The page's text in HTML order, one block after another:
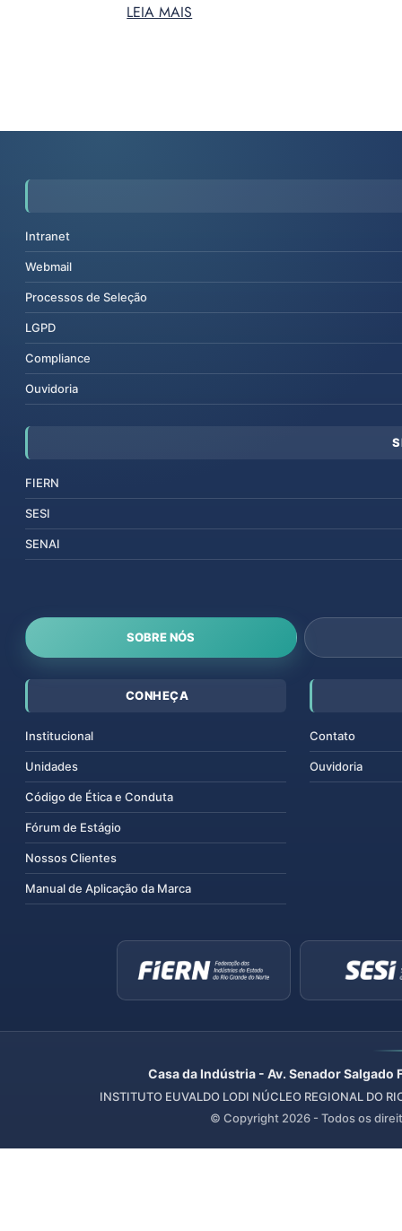
LEIA MAIS
Intranet
Webmail
Processos de Seleção
LGPD
Compliance
Ouvidoria
FIERN
SESI
SENAI
SOBRE NÓS
CONHEÇA
Institucional
Unidades
Código de Ética e Conduta
Fórum de Estágio
Nossos Clientes
Manual de Aplicação da Marca
Contato
Ouvidoria
Casa da Indústria - Av. Senador
INSTITUTO EUVALDO LODI NÚCLEO REGIONAL DO
© Copyright 2026 - Todos os